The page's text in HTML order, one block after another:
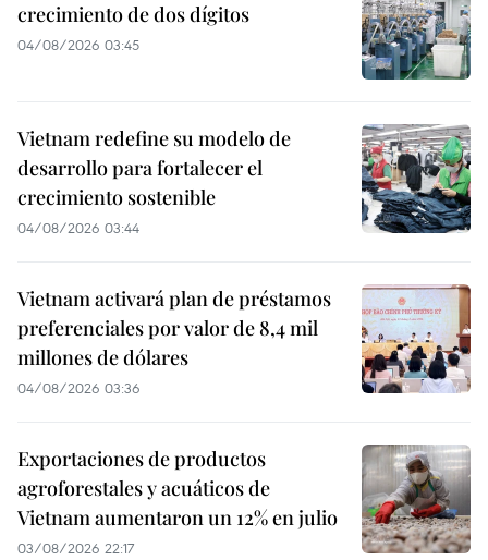
crecimiento de dos dígitos
04/08/2026 03:45
Vietnam redefine su modelo de
desarrollo para fortalecer el
crecimiento sostenible
04/08/2026 03:44
Vietnam activará plan de préstamos
preferenciales por valor de 8,4 mil
millones de dólares
04/08/2026 03:36
Exportaciones de productos
agroforestales y acuáticos de
Vietnam aumentaron un 12% en julio
03/08/2026 22:17